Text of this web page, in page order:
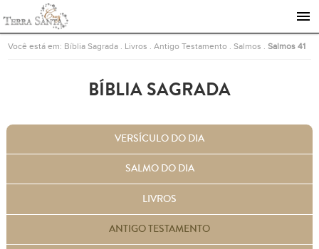
Ir para a página inicial
Você está em: Bíblia Sagrada Livros .Antigo Testamento .Salmos .Salmos 41
BÍBLIA SAGRADA
VERSÍCULO DO DIA
SALMO DO DIA
LIVROS
ANTIGO TESTAMENTO